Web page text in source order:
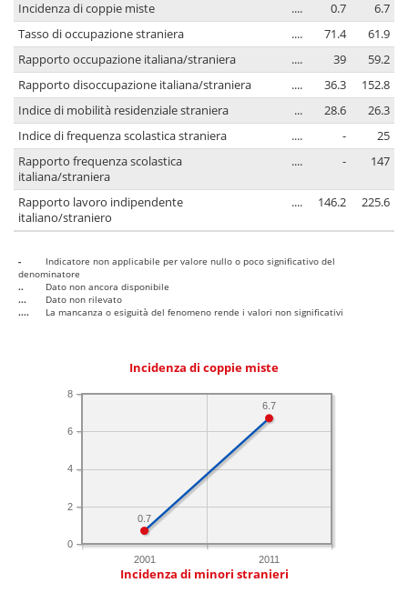
Incidenza di coppie miste
.... 0.7
6.7
Tasso di occupazione straniera
.... 71.4
61.9
Rapporto occupazione italiana/straniera
.... 39
59.2
Rapporto disoccupazione italiana/straniera
.... 36.3
152.8
Indice di mobilità residenziale straniera
... 28.6
26.3
Indice di frequenza scolastica straniera
.... -
25
Rapporto frequenza scolastica
italiana/straniera
.... - 147
Rapporto lavoro indipendente
italiano/straniero
.... 146.2 225.6
-
Indicatore non applicabile per valore nullo o poco significativo del
denominatore
..
Dato non ancora disponibile
...
Dato non rilevato
....
La mancanza o esiguità del fenomeno rende i valori non significativi
Incidenza di coppie miste
2001 2011
0
2
4
6
8
6.7
0.7
Incidenza di minori stranieri